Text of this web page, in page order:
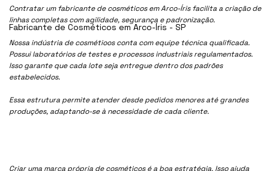
Contratar um fabricante de cosméticos em Arco-Íris facilita a criação de
linhas completas com agilidade, segurança e padronização.
Nossa indústria de cosmétioos conta com equipe técnica qualificada.
Possui laboratórios de testes e processos industriais regulamentados.
Isso garante que cada lote seja entregue dentro dos padrões
estabelecidos.
Essa estrutura permite atender desde pedidos menores até grandes
produções, adaptando-se à necessidade de cada cliente.
Criar uma marca própria de cosméticos é a boa estratégia. Isso ajuda
Fabricante de Cosméticos em Arco-Íris - SP